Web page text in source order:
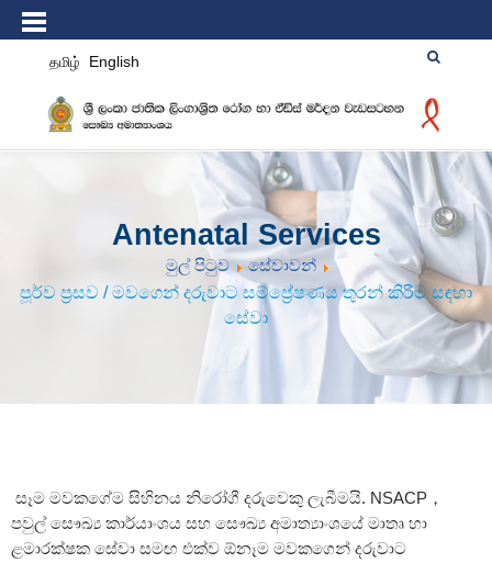
தமிழ் English
Antenatal Services
මුල් පිටුව
සේවාවන්
පූර්ව ප්‍රසව / මවගෙන් දරුවාට සම්ප්‍රේෂණය තුරන් කිරීම සඳහා
සේවා
සෑම මවකගේම සිහිනය නිරෝගී දරුවෙකු ලැබීමයි. NSACP，
පවුල් සෞඛ්‍ය කාර්යාංශය සහ සෞඛ්‍ය අමාත්‍යාංශයේ මාතෘ හා
ළමාරක්ෂක සේවා සමඟ එක්ව ඕනෑම මවකගෙන් දරුවාට